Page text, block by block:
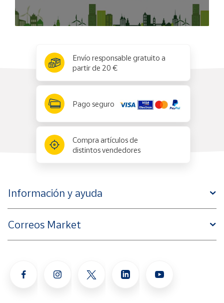
Envío responsable gratuito a
partir de 20 €
Pago seguro
Compra artículos de
distintos vendedores
Información y ayuda
Correos Market